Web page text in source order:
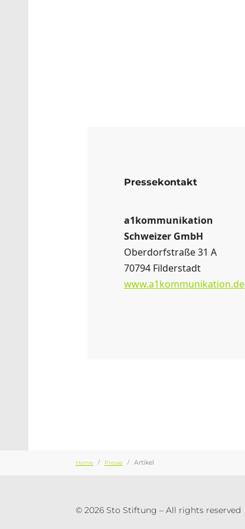
Pressekontakt
a1kommunikation
Schweizer GmbH
Oberdorfstraße 31 A
70794 Filderstadt
www.a1kommunikation.de
Home Presse Artikel
© 2026 Sto Stiftung – All rights reserved